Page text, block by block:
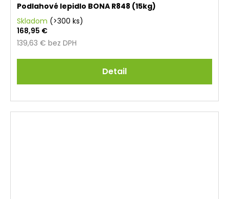
Podlahové lepidlo BONA R848 (15kg)
Skladom (>300 ks)
139,63 € bez DPH
168,95 €
Detail